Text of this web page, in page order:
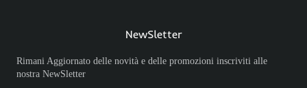
NewSletter
Rimani Aggiornato delle novità e delle promozioni inscriviti alle
nostra NewSletter